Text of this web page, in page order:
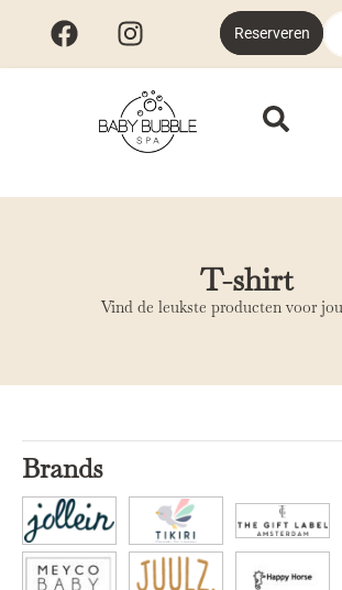
Reserveren
T-shirt
Vind de leukste producten voor
Brands